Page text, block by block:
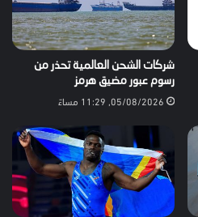
شركات الشحن العالمية تحذر من
رسوم عبور مضيق هرمز
05/08/2026, 11:29 مساءً